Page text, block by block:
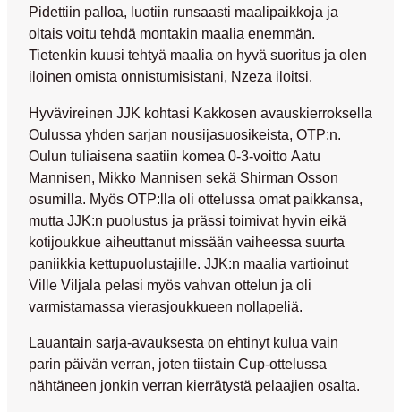
Pidettiin palloa, luotiin runsaasti maalipaikkoja ja
oltais voitu tehdä montakin maalia enemmän.
Tietenkin kuusi tehtyä maalia on hyvä suoritus ja olen
iloinen omista onnistumisistani, Nzeza iloitsi.
Hyvävireinen JJK kohtasi Kakkosen avauskierroksella
Oulussa yhden sarjan nousijasuosikeista, OTP:n.
Oulun tuliaisena saatiin komea 0-3-voitto Aatu
Mannisen, Mikko Mannisen sekä Shirman Osson
osumilla. Myös OTP:lla oli ottelussa omat paikkansa,
mutta JJK:n puolustus ja prässi toimivat hyvin eikä
kotijoukkue aiheuttanut missään vaiheessa suurta
paniikkia kettupuolustajille. JJK:n maalia vartioinut
Ville Viljala pelasi myös vahvan ottelun ja oli
varmistamassa vierasjoukkueen nollapeliä.
Lauantain sarja-avauksesta on ehtinyt kulua vain
parin päivän verran, joten tiistain Cup-ottelussa
nähtäneen jonkin verran kierrätystä pelaajien osalta.